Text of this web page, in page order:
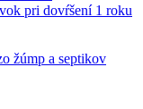
pri dovŕšení 1 roku
žúmp a septikov